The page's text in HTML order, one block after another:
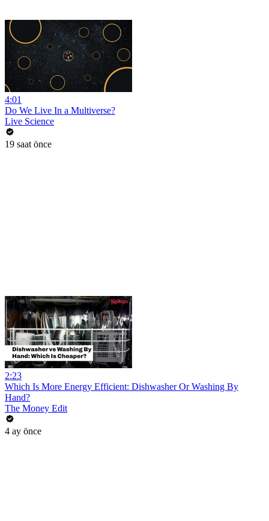
4:01
Do We Live In a Multiverse?
Live Science
19 saat önce
2:23
Which Is More Energy Efficient: Dishwasher Or Washing By
Hand?
The Money Edit
4 ay önce